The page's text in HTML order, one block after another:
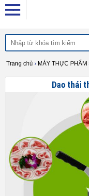
Trang chủ › MÁY THỰC PHẨM
Dao thái